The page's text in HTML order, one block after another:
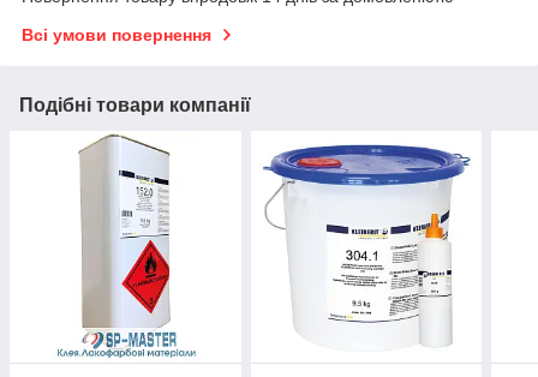
Всі умови повернення
Подібні товари компанії